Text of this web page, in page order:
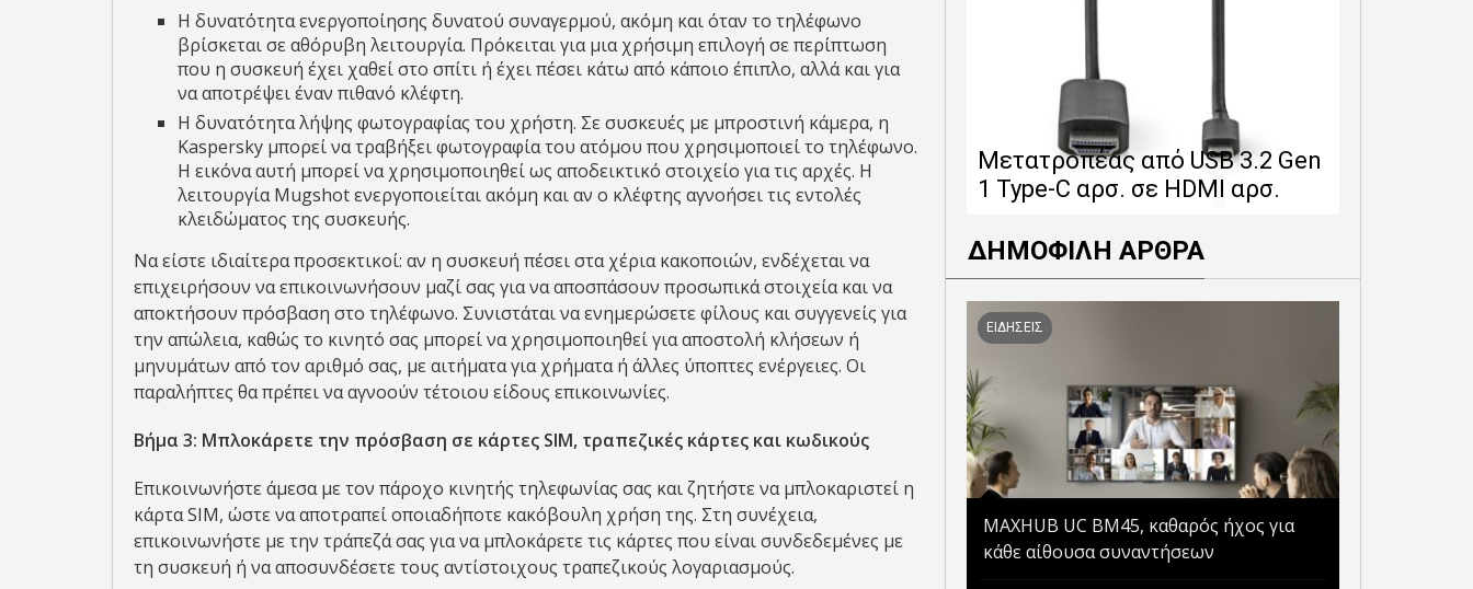
Η δυνατότητα ενεργοποίησης δυνατού συναγερμού, ακόμη και όταν το τηλέφωνο
βρίσκεται σε αθόρυβη λειτουργία. Πρόκειται για μια χρήσιμη επιλογή σε περίπτωση
που η συσκευή έχει χαθεί στο σπίτι ή έχει πέσει κάτω από κάποιο έπιπλο, αλλά και για
να αποτρέψει έναν πιθανό κλέφτη.
Η δυνατότητα λήψης φωτογραφίας του χρήστη. Σε συσκευές με μπροστινή κάμερα, η
Kaspersky μπορεί να τραβήξει φωτογραφία του ατόμου που χρησιμοποιεί το τηλέφωνο.
Η εικόνα αυτή μπορεί να χρησιμοποιηθεί ως αποδεικτικό στοιχείο για τις αρχές. Η
λειτουργία Mugshot ενεργοποιείται ακόμη και αν ο κλέφτης αγνοήσει τις εντολές
κλειδώματος της συσκευής.
Να είστε ιδιαίτερα προσεκτικοί: αν η συσκευή πέσει στα χέρια κακοποιών, ενδέχεται να
επιχειρήσουν να επικοινωνήσουν μαζί σας για να αποσπάσουν προσωπικά στοιχεία και να
αποκτήσουν πρόσβαση στο τηλέφωνο. Συνιστάται να ενημερώσετε φίλους και συγγενείς για
την απώλεια, καθώς το κινητό σας μπορεί να χρησιμοποιηθεί για αποστολή κλήσεων ή
μηνυμάτων από τον αριθμό σας, με αιτήματα για χρήματα ή άλλες ύποπτες ενέργειες. Οι
παραλήπτες θα πρέπει να αγνοούν τέτοιου είδους επικοινωνίες.
Βήμα 3: Μπλοκάρετε την πρόσβαση σε κάρτες SIM, τραπεζικές κάρτες και κωδικούς
Επικοινωνήστε άμεσα με τον πάροχο κινητής τηλεφωνίας σας και ζητήστε να μπλοκαριστεί η
κάρτα SIM, ώστε να αποτραπεί οποιαδήποτε κακόβουλη χρήση της. Στη συνέχεια,
επικοινωνήστε με την τράπεζά σας για να μπλοκάρετε τις κάρτες που είναι συνδεδεμένες με
τη συσκευή ή να αποσυνδέσετε τους αντίστοιχους τραπεζικούς λογαριασμούς.
Μετατροπέας από USB 3.2 Gen
1 Type-C αρσ. σε HDMI αρσ.
ΔΗΜΟΦΙΛΗ ΑΡΘΡΑ
ΕΙΔΗΣΕΙΣ
MAXHUB UC BM45, καθαρός ήχος για
κάθε αίθουσα συναντήσεων